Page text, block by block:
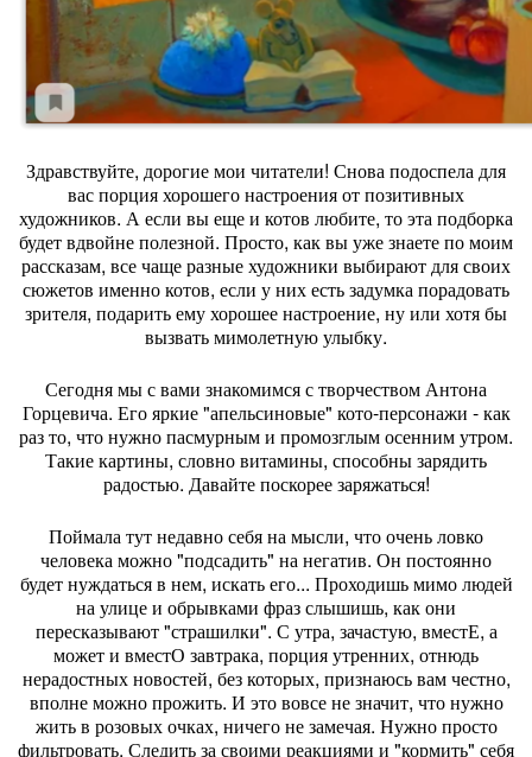
Здравствуйте, дорогие мои читатели! Снова подоспела для
вас порция хорошего настроения от позитивных
художников. А если вы еще и котов любите, то эта подборка
будет вдвойне полезной. Просто, как вы уже знаете по моим
рассказам, все чаще разные художники выбирают для своих
сюжетов именно котов, если у них есть задумка порадовать
зрителя, подарить ему хорошее настроение, ну или хотя бы
вызвать мимолетную улыбку.
Сегодня мы с вами знакомимся с творчеством Антона
Горцевича. Его яркие "апельсиновые" кото-персонажи - как
раз то, что нужно пасмурным и промозглым осенним утром.
Такие картины, словно витамины, способны зарядить
радостью. Давайте поскорее заряжаться!
Поймала тут недавно себя на мысли, что очень ловко
человека можно "подсадить" на негатив. Он постоянно
будет нуждаться в нем, искать его... Проходишь мимо людей
на улице и обрывками фраз слышишь, как они
пересказывают "страшилки". С утра, зачастую, вместЕ, а
может и вместО завтрака, порция утренних, отнюдь
нерадостных новостей, без которых, признаюсь вам честно,
вполне можно прожить. И это вовсе не значит, что нужно
жить в розовых очках, ничего не замечая. Нужно просто
фильтровать. Следить за своими реакциями и "кормить" себя